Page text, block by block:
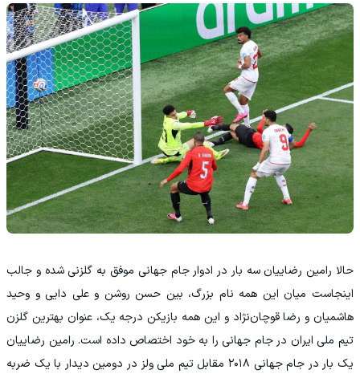
حالا رامین رضاییان سه بار در ادوار جام جهانی موفق به گلزنی شده و جالب
اینجاست میان این همه نام بزرگ، بین حسن روشن و علی دایی و وحید
هاشمیان و رضا قوچان‌نژاد و این همه بازیکن درجه یک، عنوان بهترین گلزن
تیم ملی ایران در جام جهانی را به خود اختصاص داده است. رامین رضاییان
یک بار در جام جهانی ۲۰۱۸ مقابل تیم ملی ولز در دومین دیدار با یک ضربه